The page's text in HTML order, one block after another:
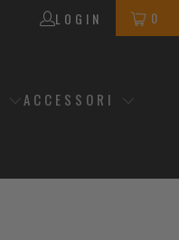
LOGIN 0
ACCESSORI